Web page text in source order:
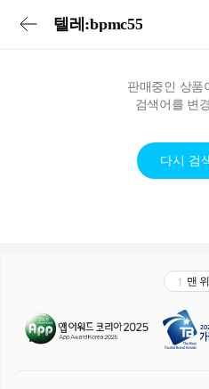
텔레:bpmc55
판매중인 상품
검색어를 변
다시 검